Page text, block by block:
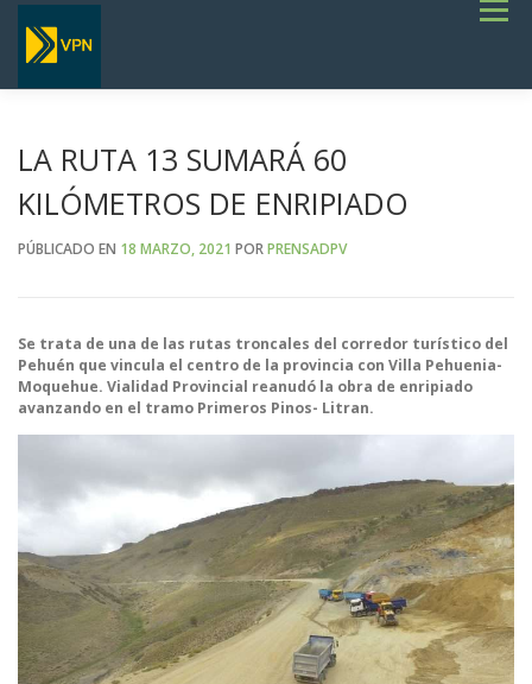
Saltar
contenido
Menú
SERVICIOS
GALERÍA
TERMINOS DE REFERENCIA GENERALES- OBRAS VIALES
LA RUTA 13 SUMARÁ 60
KILÓMETROS DE ENRIPIADO
PÚBLICADO EN 18 MARZO, 2021 PORPRENSADPV
Se trata de una de las rutas troncales del corredor turístico del
Pehuén que vincula el centro de la provincia con Villa Pehuenia-
Moquehue. Vialidad Provincial reanudó la obra de enripiado
avanzando en el tramo Primeros Pinos- Litran.